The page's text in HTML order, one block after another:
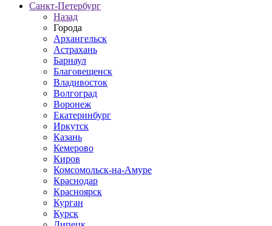
Санкт-Петербург
Назад
Города
Архангельск
Астрахань
Барнаул
Благовещенск
Владивосток
Волгоград
Воронеж
Екатеринбург
Иркутск
Казань
Кемерово
Киров
Комсомольск-на-Амуре
Краснодар
Красноярск
Курган
Курск